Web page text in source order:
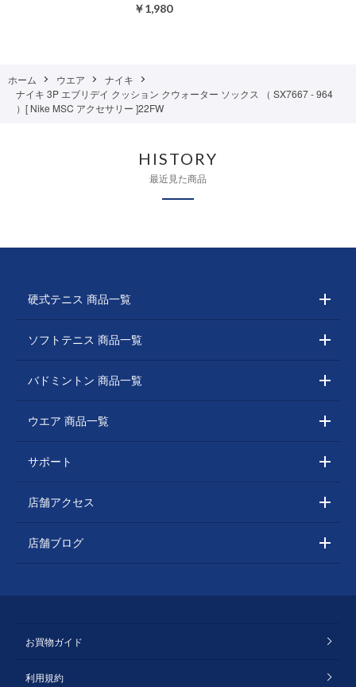
￥1,980
ホーム ウエア
ナイキ
ナイキ 3P エブリデイ クッション クウォーター ソックス （ SX7667 - 964
）[ Nike MSC アクセサリー ]22FW
HISTORY
最近見た商品
硬式テニス 商品一覧
ソフトテニス 商品一覧
バドミントン 商品一覧
ウエア 商品一覧
サポート
店舗アクセス
店舗ブログ
お買物ガイド
利用規約